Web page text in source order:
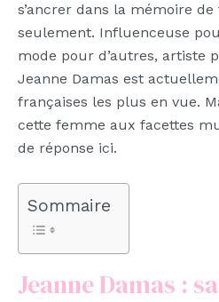
s’ancrer dans la mémoire
seulement. Influenceuse
mode pour d’autres, artiste
Jeanne Damas est
françaises les plus en vue.
cette femme aux facettes
de réponse ici.
Sommaire
Jeanne Damas :